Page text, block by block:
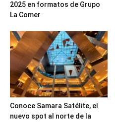
2025 en formatos de Grupo
La Comer
Conoce Samara Satélite, el
nuevo spot al norte de la